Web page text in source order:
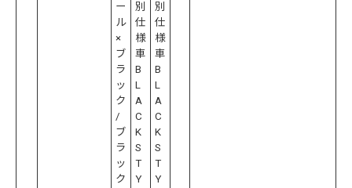
ー
ル
×
ブ
ラ
ッ
ク
/
ブ
ラ
ッ
ク
別
仕
様
車
B
L
A
C
K
S
T
Y
別
仕
様
車
B
L
A
C
K
S
T
Y